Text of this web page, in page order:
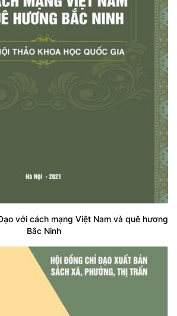
với cách mạng Việt Nam và quê hương
Bắc Ninh